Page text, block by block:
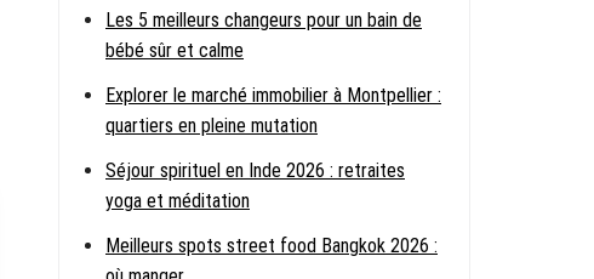
Les 5 meilleurs changeurs pour un bain de
bébé sûr et calme
Explorer le marché immobilier à Montpellier :
quartiers en pleine mutation
Séjour spirituel en Inde 2026 : retraites
yoga et méditation
Meilleurs spots street food Bangkok 2026 :